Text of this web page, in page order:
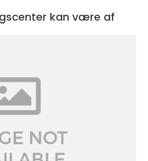
kan være af